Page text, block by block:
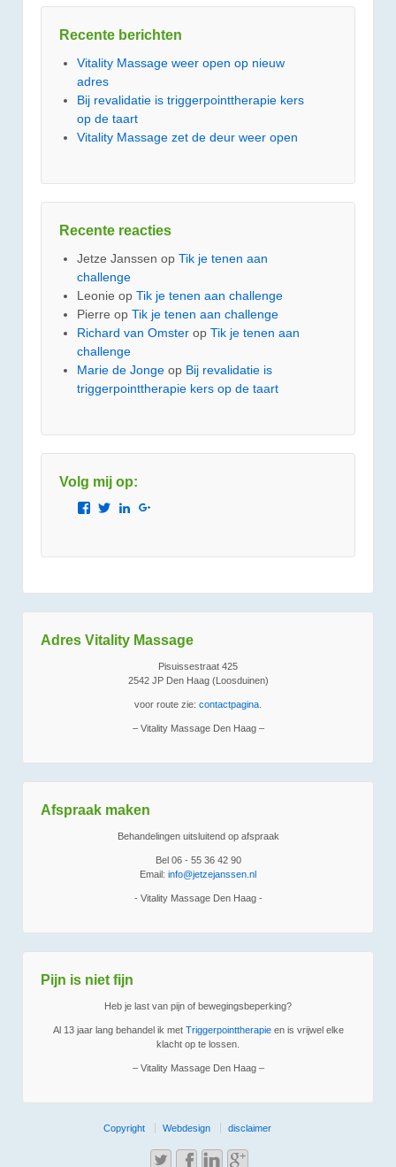
Recente berichten
Vitality Massage weer open op nieuw
adres
Bij revalidatie is triggerpointtherapie kers
op de taart
Vitality Massage zet de deur weer open
Recente reacties
Jetze Janssen op Tik je tenen aan
challenge
Leonie op Tik je tenen aan challenge
Pierre op Tik je tenen aan challenge
Richard van Omster op Tik je tenen aan
challenge
Marie de Jonge op Bij revalidatie is
triggerpointtherapie kers op de taart
Volg mij op:
Bekijk
Facebook
Bekijk
Twitter
Bekijk
LinkedIn
Google+
Adres Vitality Massage
Pisuissestraat 425
2542 JP Den Haag (Loosduinen)
voor route zie: contactpagina
– Vitality Massage Den Haag –
Afspraak maken
Behandelingen uitsluitend op afspraak
Bel 06 - 55 36 42 90
Email: info@jetzejanssen.nl
- Vitality Massage Den Haag -
Pijn is niet fijn
Heb je last van pijn of bewegingsbeperking?
Al 13 jaar lang behandel ik met Triggerpointtherapieen is vrijwel elke
klacht op te lossen.
– Vitality Massage Den Haag –
Copyright Webdesign disclaimer